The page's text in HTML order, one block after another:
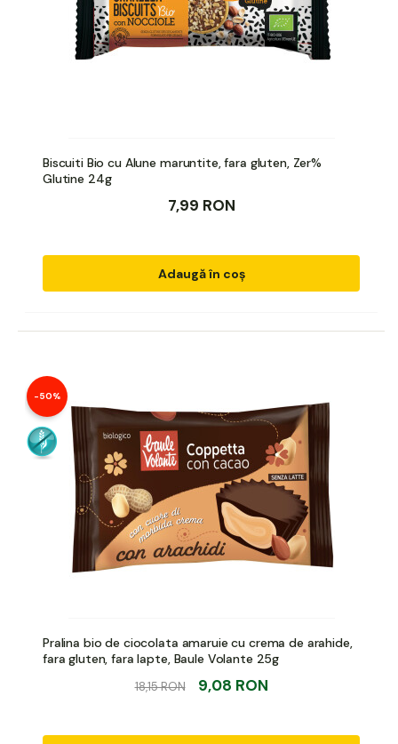
Biscuiti Bio cu Alune maruntite, fara gluten, Zer%
Glutine 24g
7,99 RON
Adaugă în coș
-50%
Pralina bio de ciocolata amaruie cu crema de arahide,
fara gluten, fara lapte, Baule Volante 25g
18,15 RON 9,08 RON